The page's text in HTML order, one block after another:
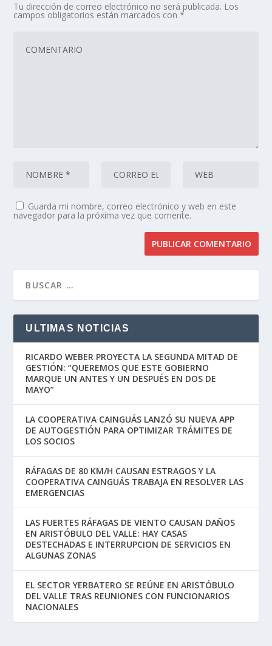
Tu dirección de correo electrónico no será publicada. Los
campos obligatorios están marcados con*
Guarda mi nombre, correo electrónico y web en este
navegador para la próxima vez que comente.
ULTIMAS NOTICIAS
RICARDO WEBER PROYECTA LA SEGUNDA MITAD DE
GESTIÓN: “QUEREMOS QUE ESTE GOBIERNO
MARQUE UN ANTES Y UN DESPUÉS EN DOS DE
MAYO”
LA COOPERATIVA CAINGUÁS LANZÓ SU NUEVA APP
DE AUTOGESTIÓN PARA OPTIMIZAR TRÁMITES DE
LOS SOCIOS
RÁFAGAS DE 80 KM/H CAUSAN ESTRAGOS Y LA
COOPERATIVA CAINGUÁS TRABAJA EN RESOLVER LAS
EMERGENCIAS
LAS FUERTES RÁFAGAS DE VIENTO CAUSAN DAÑOS
EN ARISTÓBULO DEL VALLE: HAY CASAS
DESTECHADAS E INTERRUPCION DE SERVICIOS EN
ALGUNAS ZONAS
EL SECTOR YERBATERO SE REÚNE EN ARISTÓBULO
DEL VALLE TRAS REUNIONES CON FUNCIONARIOS
NACIONALES